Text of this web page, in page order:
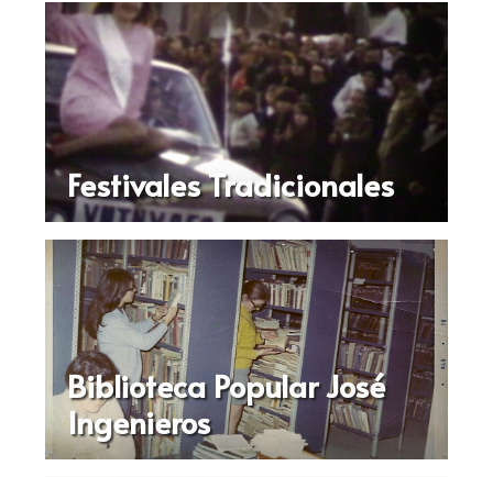
Festivales Tradicionales
Biblioteca Popular José
Ingenieros